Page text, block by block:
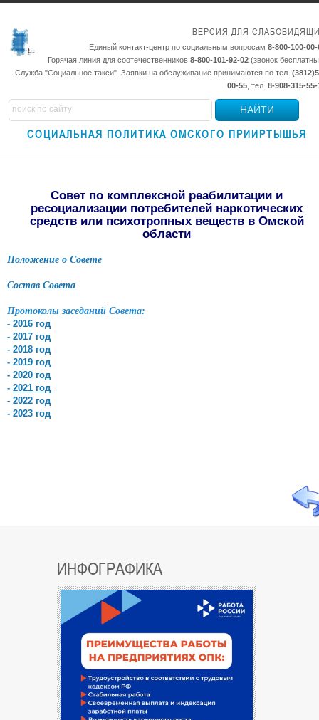
ВЕРСИЯ ДЛЯ
Единый контакт-центр по социальным вопросам 8-800-100-00-
Горячая линия для соотечественников 8-800-101-92-02 (звонок
Служба "Социальное такси". Заявки на обслуживание принимаются по тел.
00-55 , тел. 8-908-315-55-
НАЙТИ
СОЦИАЛЬНАЯ ПОЛИТИКА ОМСКОГО ПРИИРТЫШЬЯ
Совет по комплексной реабилитации и
ресоциализации потребителей наркотических
средств или психотропных веществ в Омской
области
Положение о Совете
Состав Совета
Протоколы заседаний Совета:
- 2016 год
- 2017 год
- 2018 год
- 2019 год
- 2020 год
- 2021 год
- 2022 год
- 2023 год
ИНФОГРАФИКА